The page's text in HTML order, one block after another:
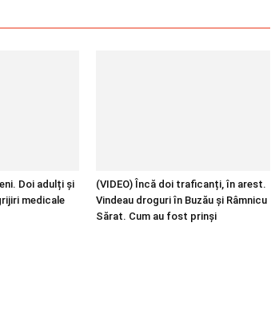
Doi adulți și
medicale
(VIDEO) Încă doi traficanți, în arest.
Vindeau droguri în Buzău și Râmnicu
Sărat. Cum au fost prinși